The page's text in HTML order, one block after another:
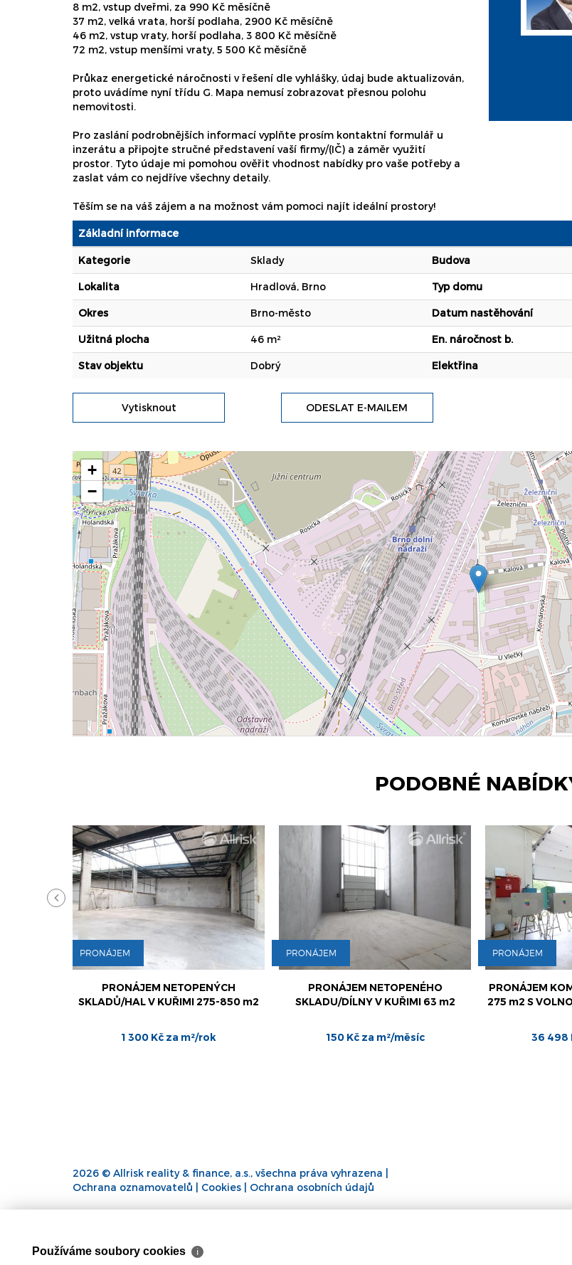
8 m2, vstup dveřmi, za 990 Kč měsíčně
37 m2, velká vrata, horší podlaha, 2900 Kč měsíčně
46 m2, vstup vraty, horší podlaha, 3 800 Kč měsíčně
72 m2, vstup menšími vraty, 5 500 Kč měsíčně
Průkaz energetické náročnosti v řešení dle vyhlášky, údaj bude aktualizován,
proto uvádíme nyní třídu G. Mapa nemusí zobrazovat přesnou polohu
nemovitosti.
Pro zaslání podrobnějších informací vyplňte prosím kontaktní formulář u
inzerátu a připojte stručné představení vaší firmy/(IČ) a záměr využití
prostor. Tyto údaje mi pomohou ověřit vhodnost nabídky pro vaše potřeby a
zaslat vám co nejdříve všechny detaily.
Těším se na váš zájem a na možnost vám pomoci najít ideální prostory!
Základní informace
Kategorie Sklady Budova
Lokalita Hradlová, Brno Typ domu
Okres Brno-město Datum nastěhování
Užitná plocha 46 m² En. náročnost b.
Stav objektu Dobrý Elektřina
Vytisknout ODESLAT E-MAILEM
+
−
PODOBNÉ
PRONÁJEM
PRONÁJEM NETOPENÝCH
SKLADŮ/HAL V KUŘIMI 275-850 m2
1 300 Kč za m²/rok
PRONÁJEM
PRONÁJEM NETOPENÉHO
SKLADU/DÍLNY V KUŘIMI 63 m2
150 Kč za m²/měsíc
PRONÁJEM
PRONÁJEM
275 m2 S
36 498
2026 © Allrisk reality & finance, a.s., všechna práva vyhrazena |
Ochrana oznamovatelů
Cookies Ochrana osobních údajů
Používáme soubory cookies ℹ